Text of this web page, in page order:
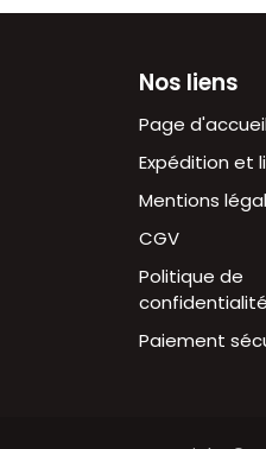
Nos liens
Page
Expédition et
Mentions
CGV
Politique de
confidentialité
Paiement